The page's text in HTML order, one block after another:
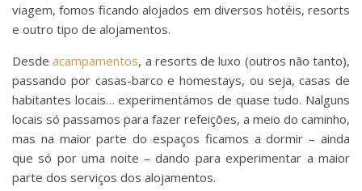
viagem, fomos ficando alojados em diversos hotéis, resorts
e outro tipo de alojamentos.
Desdeacampamentos, a resorts de luxo (outros não tanto),
passando por casas-barco e homestays, ou seja, casas de
habitantes locais… experimentámos de quase tudo. Nalguns
locais só passamos para fazer refeições, a meio do caminho,
mas na maior parte do espaços ficamos a dormir – ainda
que só por uma noite – dando para experimentar a maior
parte dos serviços dos alojamentos.